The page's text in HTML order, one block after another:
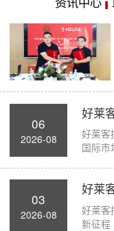
06
2026-08
好莱客
国际市
03
2026-08
好莱客
新征程